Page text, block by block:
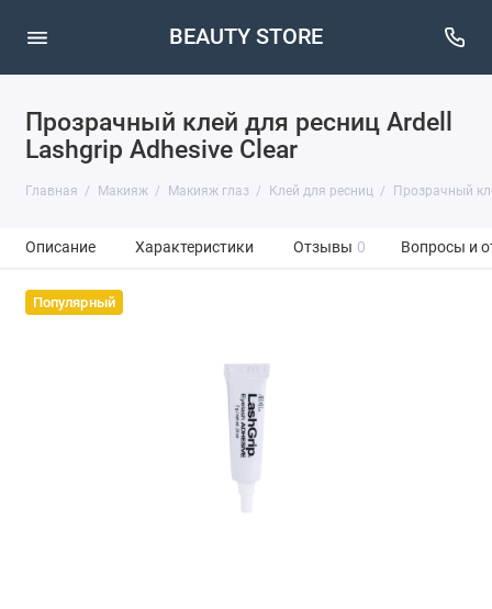
BEAUTY STORE
Прозрачный клей для ресниц Ardell
Lashgrip Adhesive Clear
Главная Макияж Макияж глаз Клей для ресниц Прозрачный
Описание Характеристики Отзывы 0 Вопросы и
Популярный